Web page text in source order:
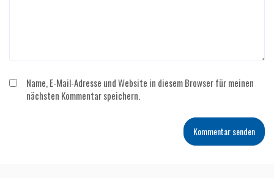
Name, E-Mail-Adresse und Website in diesem Browser für meinen
nächsten Kommentar speichern.